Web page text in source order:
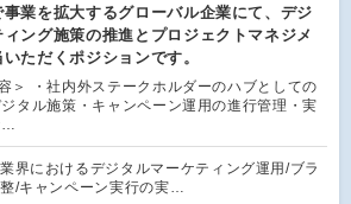
事業を拡大するグローバル企業にて、デジ
ング施策の推進とプロジェクトマネジメ
ただくポジションです。
＞ ・社内外ステークホルダーのハブとしての
タル施策・キャンペーン運用の進行管理・実
…
業界におけるデジタルマーケティング運用/ブラ
/キャンペーン実行の実…